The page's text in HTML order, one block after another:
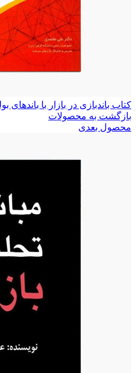
کتاب باندبازی در بازار با باندهای
بازگشت به محصولات
محصول بعدی